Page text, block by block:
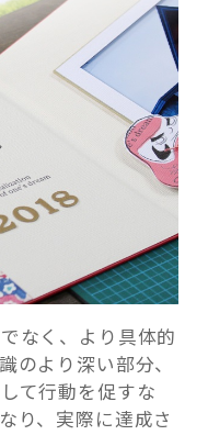
なく、より具体的
のより深い部分、
て行動を促すな
り、実際に達成さ